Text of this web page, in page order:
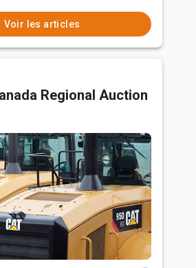
Voir les articles
Regional Auction